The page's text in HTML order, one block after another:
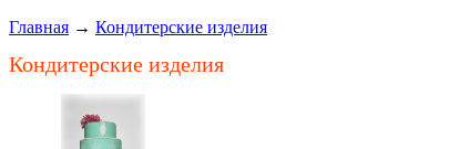
Главная → Кондитерские изделия
Кондитерские изделия